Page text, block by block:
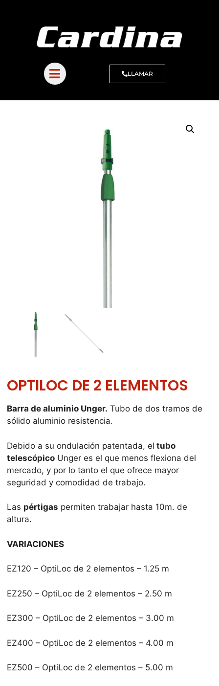
LLAMAR
OPTILOC DE 2 ELEMENTOS
Barra de aluminio Unger. Tubo de dos tramos de
sólido aluminio resistencia.
Debido a su ondulación patentada, el tubo
telescópico Unger es el que menos flexiona del
mercado, y por lo tanto el que ofrece mayor
seguridad y comodidad de trabajo.
Las pértigas permiten trabajar hasta 10m. de
altura.
VARIACIONES
EZ120 – OptiLoc de 2 elementos – 1.25 m
EZ250 – OptiLoc de 2 elementos – 2.50 m
EZ300 – OptiLoc de 2 elementos – 3.00 m
EZ400 – OptiLoc de 2 elementos – 4.00 m
EZ500 – OptiLoc de 2 elementos – 5.00 m